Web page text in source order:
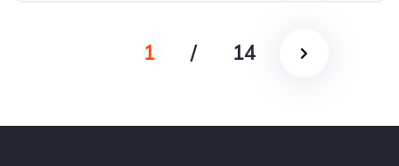
1 / 14